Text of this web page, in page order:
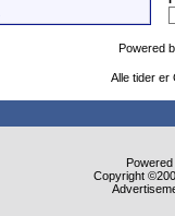
Powered
Alle tider er
Copyright